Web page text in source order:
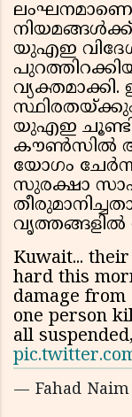
യുഎഇ
യുഎഇ
കൗൺസിൽ
യോഗം
സുരക്ഷാ
വൃത്തങ്ങളിൽ
Kuwait...
hard this
damage
one person
all
— Fahad Naim